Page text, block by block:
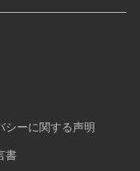
シーに関する声明
書